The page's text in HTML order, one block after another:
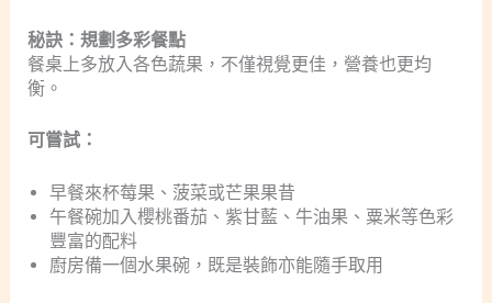
秘訣：規劃多彩餐點
餐桌上多放入各色蔬果，不僅視覺更佳，營養也更均
衡。
可嘗試：
早餐來杯莓果、菠菜或芒果果昔
午餐碗加入櫻桃番茄、紫甘藍、牛油果、粟米等色彩
豐富的配料
廚房備一個水果碗，既是裝飾亦能隨手取用